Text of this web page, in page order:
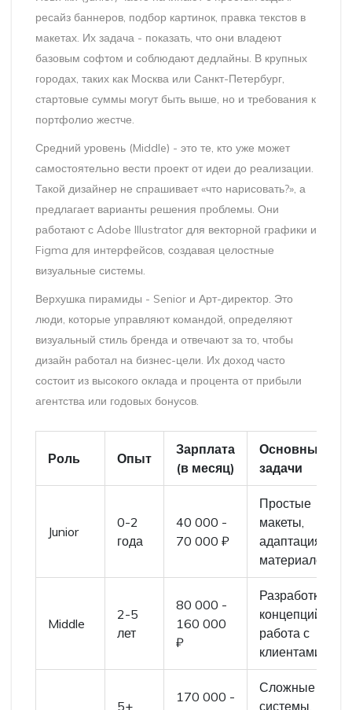
ресайз баннеров, подбор картинок, правка текстов в
макетах. Их задача - показать, что они владеют
базовым софтом и соблюдают дедлайны. В крупных
городах, таких как Москва или Санкт-Петербург,
стартовые суммы могут быть выше, но и требования к
портфолио жестче.
Средний уровень (Middle) - это те, кто уже может
самостоятельно вести проект от идеи до реализации.
Такой дизайнер не спрашивает «что нарисовать?», а
предлагает варианты решения проблемы. Они
работают с Adobe Illustrator для векторной графики и
Figma для интерфейсов, создавая целостные
визуальные системы.
Верхушка пирамиды - Senior и Арт-директор. Это
люди, которые управляют командой, определяют
визуальный стиль бренда и отвечают за то, чтобы
дизайн работал на бизнес-цели. Их доход часто
состоит из высокого оклада и процента от прибыли
агентства или годовых бонусов.
Роль Опыт
Зарплата
(в месяц)
Основные
задачи
Junior
0-2
года
40 000 -
70 000 ₽
Простые
макеты,
адаптация
материалов
Middle
2-5
лет
80 000 -
160 000
₽
Разработка
концепций,
работа с
клиентами
5+
170 000 -
Сложные
системы,